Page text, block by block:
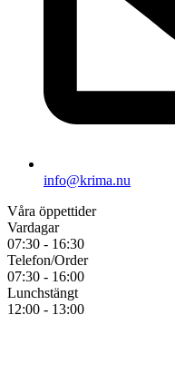
info@krima.nu
Våra öppettider
Vardagar
07:30 - 16:30
Telefon/Order
07:30 - 16:00
Lunchstängt
12:00 - 13:00